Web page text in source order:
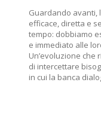
Guardando avanti,
efficace, diretta e
tempo: dobbiamo
e immediato alle
Un’evoluzione
di intercettare
in cui la banca